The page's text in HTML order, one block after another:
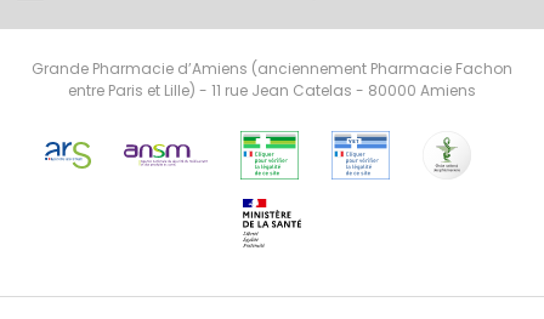
Grande Pharmacie d’Amiens (anciennement Pharmacie Fachon
entre Paris et Lille) - 11 rue Jean Catelas - 80000 Amiens